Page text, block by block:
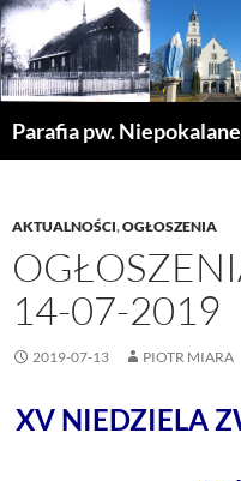
Parafia pw.
AKTUALNOŚCI,OGŁOSZENIA
14-07-2019
2019-07-13 PIOTR MIARA
XV NIEDZIELA